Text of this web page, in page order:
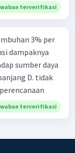
terverifikasi
3% per
dampaknya
sumber daya
D. tidak
terverifikasi